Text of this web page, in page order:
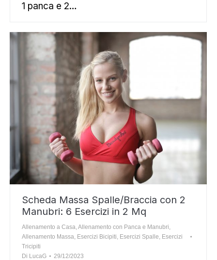
1 panca e 2…
Scheda Massa Spalle/Braccia con 2
Manubri: 6 Esercizi in 2 Mq
Allenamento a Casa Allenamento con Panca e Manubri
Allenamento Massa Esercizi Bicipiti Esercizi Spalle Esercizi
Tricipiti
Di LucaG 29/12/2023